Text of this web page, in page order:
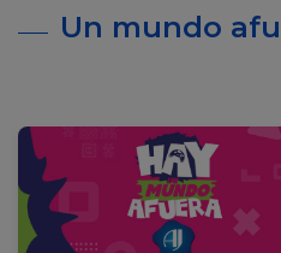
Un mundo